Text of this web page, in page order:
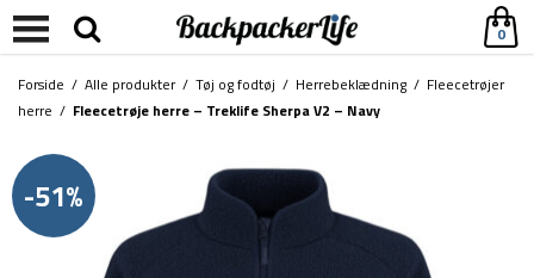
0
Forside / Alle produkter/ Tøj og fodtøj / Herrebeklædning / Fleecetrøjer
herre / Fleecetrøje herre – Treklife Sherpa V2 – Navy
-51%